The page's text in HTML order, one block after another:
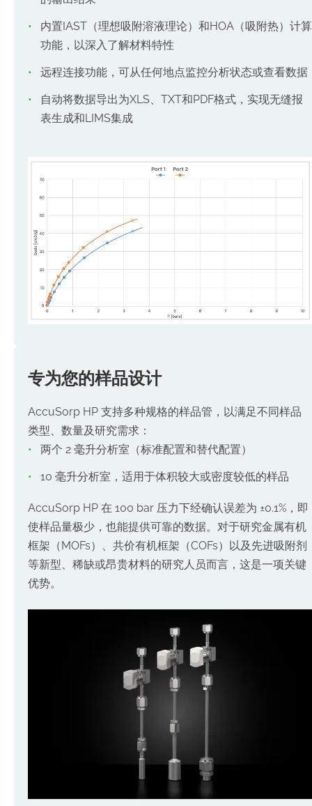
内置IAST（理想吸附溶液理论）和HOA（吸附热）计算
功能，以深入了解材料特性
远程连接功能，可从任何地点监控分析状态或查看数据
自动将数据导出为XLS、TXT和PDF格式，实现无缝报
表生成和LIMS集成
专为您的样品设计
AccuSorp HP 支持多种规格的样品管，以满足不同样品
类型、数量及研究需求：
两个 2 毫升分析室（标准配置和替代配置）
10 毫升分析室，适用于体积较大或密度较低的样品
AccuSorp HP 在 100 bar 压力下经确认误差为 ±0.1%，即
使样品量极少，也能提供可靠的数据。对于研究金属有机
框架（MOFs）、共价有机框架（COFs）以及先进吸附剂
等新型、稀缺或昂贵材料的研究人员而言，这是一项关键
优势。